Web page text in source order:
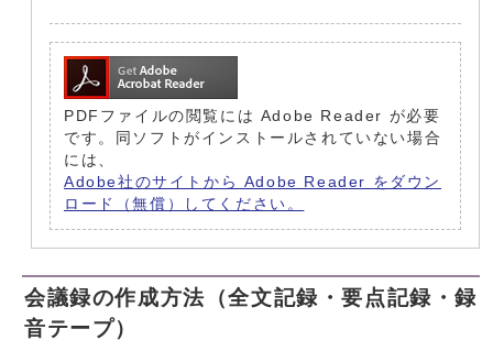
PDFファイルの閲覧には Adobe Reader が必要
です。同ソフトがインストールされていない場合
には、
Adobe社のサイトから Adobe Reader をダウン
ロード（無償）してください。
会議録の作成方法（全文記録・要点記録・録
音テープ）